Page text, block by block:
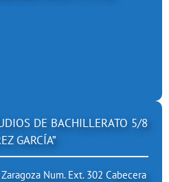
DE BACHILLERATO 5/8
GARCÍA”
Num. Ext. 302 Cabecera